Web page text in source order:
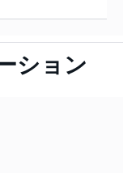
ション